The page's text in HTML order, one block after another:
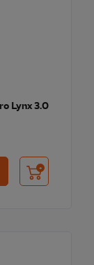
Lynx 3.0
Ajouter au